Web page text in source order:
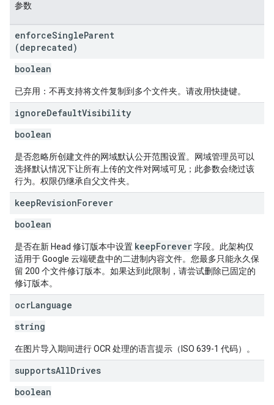
参数
enforceSingleParent
(deprecated)
boolean
已弃用：不再支持将文件复制到多个文件夹。请改用快捷键。
ignoreDefaultVisibility
boolean
是否忽略所创建文件的网域默认公开范围设置。网域管理员可以
选择默认情况下让所有上传的文件对网域可见；此参数会绕过该
行为。权限仍继承自父文件夹。
keepRevisionForever
boolean
是否在新 Head 修订版本中设置 keepForever字段。此架构仅
适用于 Google 云端硬盘中的二进制内容文件。您最多只能永久保
留 200 个文件修订版本。如果达到此限制，请尝试删除已固定的
修订版本。
ocrLanguage
string
在图片导入期间进行 OCR 处理的语言提示（ISO 639-1 代码）。
supportsAllDrives
boolean